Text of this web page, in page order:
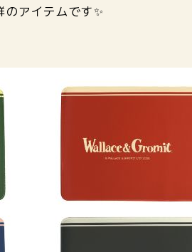
アイテムです✨